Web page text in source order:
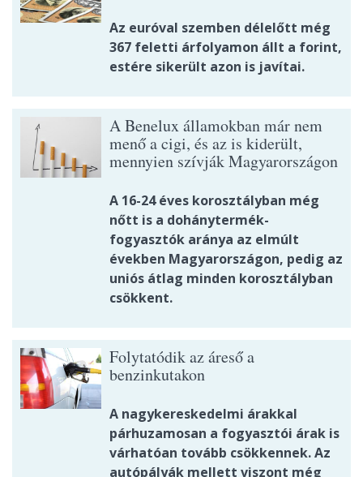
Az euróval szemben délelőtt még
367 feletti árfolyamon állt a forint,
estére sikerült azon is javítai.
A Benelux államokban már nem
menő a cigi, és az is kiderült,
mennyien szívják Magyarországon
A 16-24 éves korosztályban még
nőtt is a dohánytermék-
fogyasztók aránya az elmúlt
években Magyarországon, pedig az
uniós átlag minden korosztályban
csökkent.
Folytatódik az áreső a
benzinkutakon
A nagykereskedelmi árakkal
párhuzamosan a fogyasztói árak is
várhatóan tovább csökkennek. Az
autópályák mellett viszont még